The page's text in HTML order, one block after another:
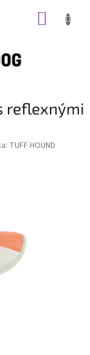
reflexnými
TUFF HOUND